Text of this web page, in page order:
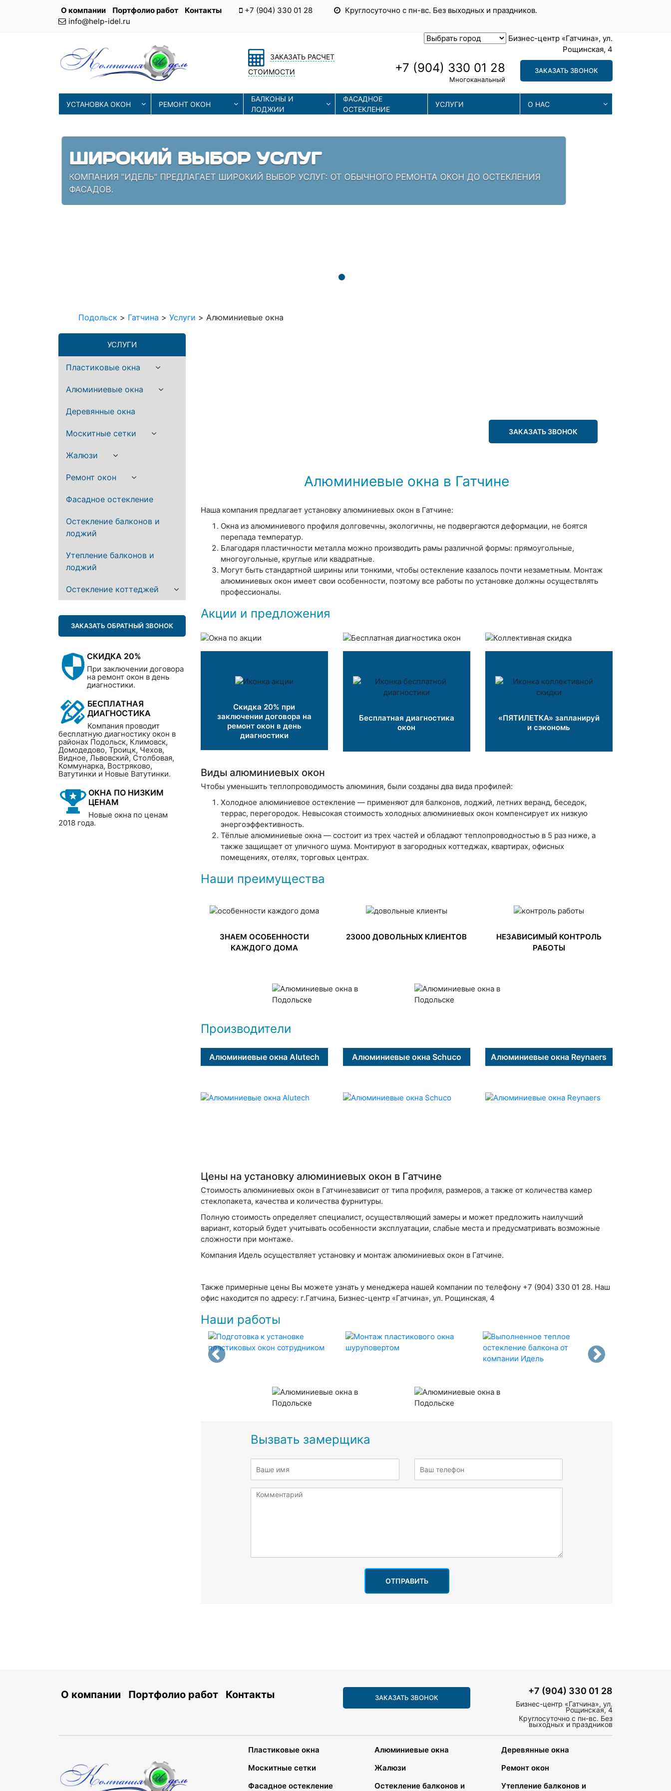
О компании Портфолио работ Контакты +7 (904) 330 01 28
Круглосуточно с пн-вс. Без выходных и праздников.
info@help-idel.ru
ЗАКАЗАТЬ РАСЧЕТ
СТОИМОСТИ
Бизнес-центр «Гатчина», ул.
Рощинская, 4
+7 (904) 330 01 28
Многоканальный
ЗАКАЗАТЬ ЗВОНОК
УСТАНОВКА ОКОН РЕМОНТ ОКОН
БАЛКОНЫ И
ЛОДЖИИ
ФАСАДНОЕ
ОСТЕКЛЕНИЕ
УСЛУГИ О НАС
СОВРЕМЕННЫЕ ТЕХНОЛОГИИ
НАШИ МАСТЕРА ИСПОЛЬЗУЮТ СОВРЕМЕННЫЕ ТЕХНОЛОГИИ МОНТАЖА И РЕМОНТА. ЗАЛОГ УСПЕХА -
ПРОВЕРЕННЫЕ СПЕЦИАЛИСТЫ, КОТОРЫЕ ЗНАЮТ СВОЁ ДЕЛО!
Подольск > Гатчина > Услуги > Алюминиевые окна
УСЛУГИ
Пластиковые окна
Алюминиевые окна
Деревянные окна
Москитные сетки
Жалюзи
Ремонт окон
Фасадное остекление
Остекление балконов и
лоджий
Утепление балконов и
лоджий
Остекление коттеджей
ЗАКАЗАТЬ ОБРАТНЫЙ ЗВОНОК
СКИДКА 20%
При заключении договора
на ремонт окон в день
диагностики.
БЕСПЛАТНАЯ
ДИАГНОСТИКА
Компания проводит
бесплатную диагностику окон в
районах Подольск, Климовск,
Домодедово, Троицк, Чехов,
Видное, Львовский, Столбовая,
Коммунарка, Востряково,
Ватутинки и Новые Ватутинки.
ОКНА ПО НИЗКИМ
ЦЕНАМ
Новые окна по ценам
2018 года.
ЗАКАЗАТЬ ЗВОНОК
Алюминиевые окна в Гатчине
Наша компания предлагает установку алюминиевых окон в Гатчине:
Окна из алюминиевого профиля долговечны, экологичны, не подвергаются деформации, не боятся
перепада температур.
Благодаря пластичности металла можно производить рамы различной формы: прямоугольные,
многоугольные, круглые или квадратные.
Могут быть стандартной ширины или тонкими, чтобы остекление казалось почти незаметным. Монтаж
алюминиевых окон имеет свои особенности, поэтому все работы по установке должны осуществлять
профессионалы.
Акции и предложения
Скидка 20% при
заключении договора на
ремонт окон в день
диагностики
Бесплатная диагностика
окон
«ПЯТИЛЕТКА» запланируй
и сэкономь
Виды алюминиевых окон
Чтобы уменьшить теплопроводимость алюминия, были созданы два вида профилей:
Холодное алюминиевое остекление — применяют для балконов, лоджий, летних веранд, беседок,
террас, перегородок. Невысокая стоимость холодных алюминиевых окон компенсирует их низкую
энергоэффективность.
Тёплые алюминиевые окна — состоит из трех частей и обладают теплопроводностью в 5 раз ниже, а
также защищает от уличного шума. Монтируют в загородных коттеджах, квартирах, офисных
помещениях, отелях, торговых центрах.
Наши преимущества
ЗНАЕМ ОСОБЕННОСТИ
КАЖДОГО ДОМА
23000 ДОВОЛЬНЫХ КЛИЕНТОВ
НЕЗАВИСИМЫЙ КОНТРОЛЬ
РАБОТЫ
Производители
Алюминиевые окна Alutech Алюминиевые окна Schuco Алюминиевые окна Reynaers
Цены на установку алюминиевых окон в Гатчине
Стоимость алюминиевых окон в Гатчинезависит от типа профиля, размеров, а также от количества камер
стеклопакета, качества и количества фурнитуры.
Полную стоимость определяет специалист, осуществляющий замеры и может предложить наилучший
вариант, который будет учитывать особенности эксплуатации, слабые места и предусматривать возможные
сложности при монтаже.
Компания Идель осуществляет установку и монтаж алюминиевых окон в Гатчине.
Также примерные цены Вы можете узнать у менеджера нашей компании по телефону +7 (904) 330 01 28. Наш
офис находится по адресу: г.Гатчина, Бизнес-центр «Гатчина», ул. Рощинская, 4
Наши работы
Вызвать замерщика
ОТПРАВИТЬ
О компании Портфолио работ Контакты ЗАКАЗАТЬ ЗВОНОК
+7 (904) 330 01 28
Бизнес-центр «Гатчина», ул.
Рощинская, 4
Круглосуточно с пн-вс. Без
выходных и праздников
Пластиковые окна Алюминиевые окна
Деревянные окна
Москитные сетки
Жалюзи
Ремонт окон
Фасадное остекление
Остекление балконов и Утепление балконов и